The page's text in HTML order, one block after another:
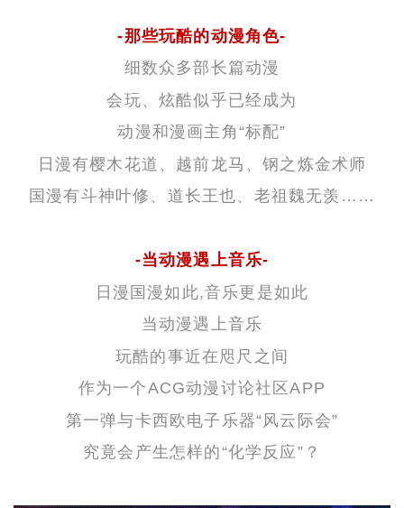
-那些玩酷的动漫角色-
细数众多部长篇动漫
会玩、炫酷似乎已经成为
动漫和漫画主角“标配”
日漫有樱木花道、越前龙马、钢之炼金术师
国漫有斗神叶修、道长王也、老祖魏无羡……
-当动漫遇上音乐-
日漫国漫如此,音乐更是如此
当动漫遇上音乐
玩酷的事近在咫尺之间
作为一个ACG动漫讨论社区APP
第一弹与卡西欧电子乐器“风云际会”
究竟会产生怎样的“化学反应”？